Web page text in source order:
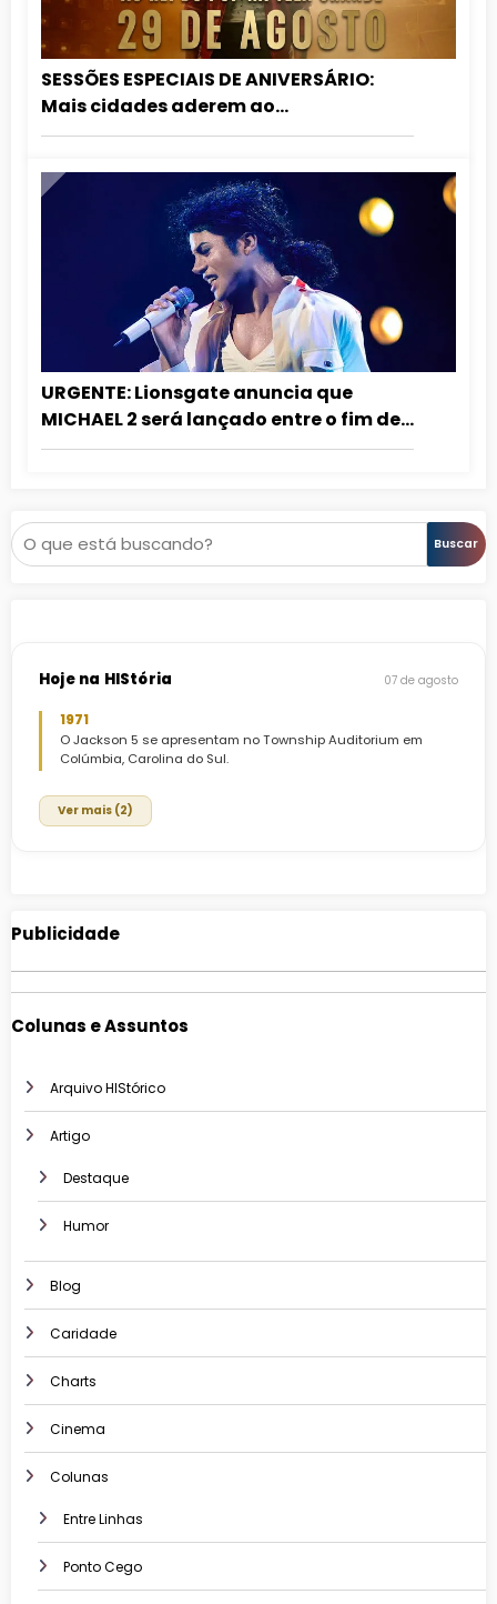
SESSÕES ESPECIAIS DE ANIVERSÁRIO:
Mais cidades aderem ao
relançamento de MICHAEL nos
URGENTE: Lionsgate anuncia que
MICHAEL 2 será lançado entre o fim de
2027 e o início de 2028!
Pesquisar Buscar
Hoje na HIStória 07 de agosto
1971
O Jackson 5 se apresentam no Township Auditorium em
Colúmbia, Carolina do Sul.
Ver mais (2)
Publicidade
Colunas e Assuntos
Arquivo HIStórico
Artigo
Destaque
Humor
Blog
Caridade
Charts
Cinema
Colunas
Entre Linhas
Ponto Cego